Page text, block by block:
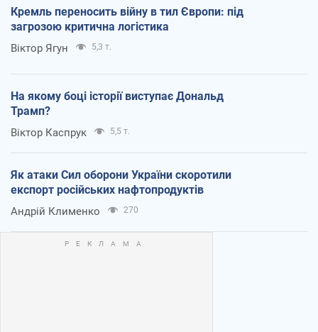
Кремль переносить війну в тил Європи: під
загрозою критична логістика
Віктор Ягун 5,3 т.
На якому боці історії виступає Дональд
Трамп?
Віктор Каспрук 5,5 т.
Як атаки Сил оборони України скоротили
експорт російських нафтопродуктів
Андрій Клименко 270